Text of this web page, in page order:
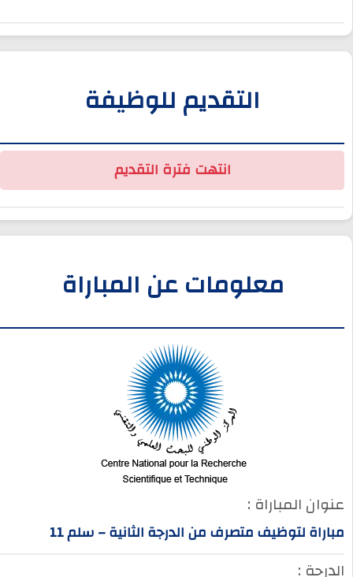
التقديم للوظيفة
انتهت فترة التقديم
معلومات عن المباراة
عنوان المباراة :
مباراة لتوظيف متصرف من الدرجة الثانية – سلم 11
الدرجة :